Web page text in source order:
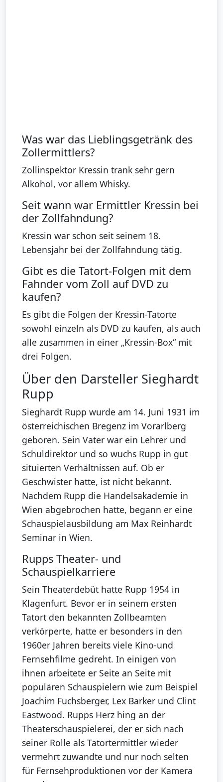
Was war das Lieblingsgetränk des
Zollermittlers?
Zollinspektor Kressin trank sehr gern
Alkohol, vor allem Whisky.
Seit wann war Ermittler Kressin bei
der Zollfahndung?
Kressin war schon seit seinem 18.
Lebensjahr bei der Zollfahndung tätig.
Gibt es die Tatort-Folgen mit dem
Fahnder vom Zoll auf DVD zu
kaufen?
Es gibt die Folgen der Kressin-Tatorte
sowohl einzeln als DVD zu kaufen, als auch
alle zusammen in einer „Kressin-Box“ mit
drei Folgen.
Über den Darsteller Sieghardt
Rupp
Sieghardt Rupp wurde am 14. Juni 1931 im
österreichischen Bregenz im Vorarlberg
geboren. Sein Vater war ein Lehrer und
Schuldirektor und so wuchs Rupp in gut
situierten Verhältnissen auf. Ob er
Geschwister hatte, ist nicht bekannt.
Nachdem Rupp die Handelsakademie in
Wien abgebrochen hatte, begann er eine
Schauspielausbildung am Max Reinhardt
Seminar in Wien.
Rupps Theater- und
Schauspielkarriere
Sein Theaterdebüt hatte Rupp 1954 in
Klagenfurt. Bevor er in seinem ersten
Tatort den bekannten Zollbeamten
verkörperte, hatte er besonders in den
1960er Jahren bereits viele Kino-und
Fernsehfilme gedreht. In einigen von
ihnen arbeitete er Seite an Seite mit
populären Schauspielern wie zum Beispiel
Joachim Fuchsberger, Lex Barker und Clint
Eastwood. Rupps Herz hing an der
Theaterschauspielerei, der er sich nach
seiner Rolle als Tatortermittler wieder
vermehrt zuwandte und nur noch selten
für Fernsehproduktionen vor der Kamera